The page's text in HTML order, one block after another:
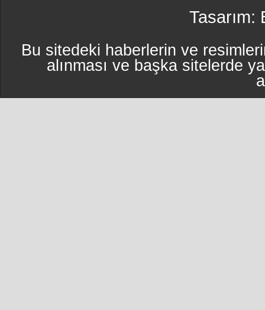
Tasarım:
Bu sitedeki haberlerin ve
alınması ve başka sitelerde